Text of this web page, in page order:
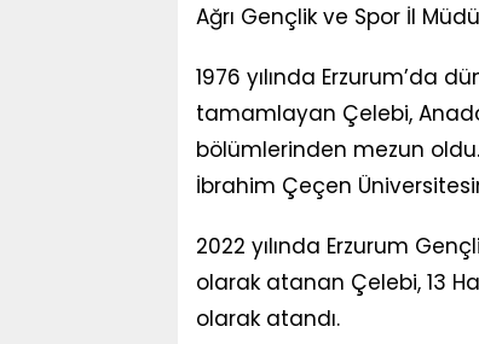
Ağrı Gençlik ve Spor İl
1976 yılında Erzurum’da
tamamlayan Çelebi,
bölümlerinden mezun oldu.
İbrahim Çeçen
2022 yılında Erzurum
olarak atanan Çelebi, 13
olarak atandı.